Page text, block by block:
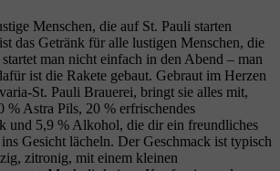
Menschen, die auf St. Pauli starten
das Getränk für alle lustigen Menschen, die
man nicht einfach in den Abend – man
ist die Rakete gebaut. Gebraut im Herzen
Pauli Brauerei, bringt sie alles mit,
% Astra Pils, 20 % erfrischendes
und 5,9 % Alkohol, die dir ein freundliches
Gesicht lächeln. Der Geschmack ist typisch
zitronig, mit einem kleinen